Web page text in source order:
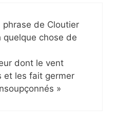
phrase de Cloutier
chose de
dont le vent
et les fait germer
»